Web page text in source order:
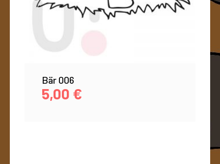
Bär 006
5,00 €